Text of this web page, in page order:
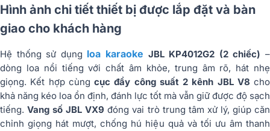
Hình ảnh chi tiết thiết bị được lắp đặt và bàn
giao cho khách hàng
Hệ thống sử dụng loa karaoke JBL KP4012G2 (2 chiếc) –
dòng loa nổi tiếng với chất âm khỏe, trung âm rõ, hát nhẹ
giọng. Kết hợp cùng cục đẩy công suất 2 kênh JBL V8 cho
khả năng kéo loa ổn định, đánh lực tốt mà vẫn giữ được độ sạch
tiếng.Vang số JBL VX9 đóng vai trò trung tâm xử lý, giúp căn
chỉnh giọng hát mượt, chống hú hiệu quả và tối ưu âm thanh